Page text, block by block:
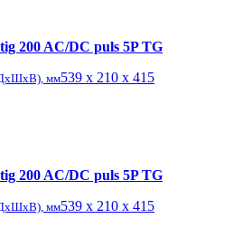
200 AC/DC puls 5P TG
мм539 x 210 x 415
200 AC/DC puls 5P TG
мм539 x 210 x 415